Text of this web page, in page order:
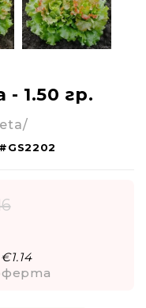
1.50 гр.
#GS2202
1.14